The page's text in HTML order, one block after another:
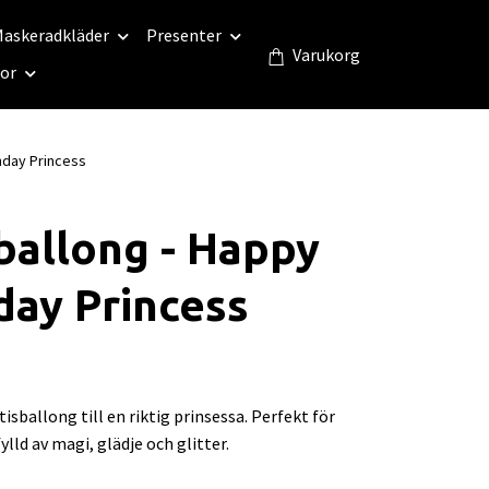
Presenter
Varukorg
Princess
- Happy
Princess
till en riktig prinsessa. Perfekt för
av magi, glädje och glitter.